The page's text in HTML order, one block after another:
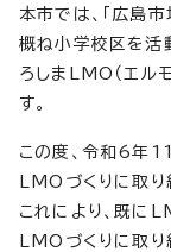
本市では、「広島
概ね小学校区を活
ろしまLMO（エル
す。
この度、令和6年
LMOづくりに取り
これにより、既に
LMOづくりに取り